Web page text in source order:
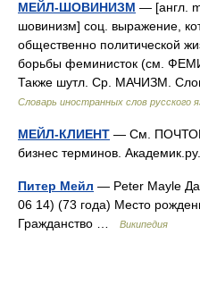
МЕЙЛ-ШОВИНИЗМ — [англ.
шовинизм] соц. выражение,
общественно политической
борьбы феминисток (см.
Также шутл. Ср. МАЧИЗМ.
Словарь иностранных слов русского
МЕЙЛ-КЛИЕНТ — См.
бизнес терминов.
Питер Мейл — Peter Mayle
06 14) (73 года) Место
Гражданство …
Википедия